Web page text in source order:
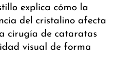
explica cómo la
del cristalino afecta
cirugía de cataratas
visual de forma